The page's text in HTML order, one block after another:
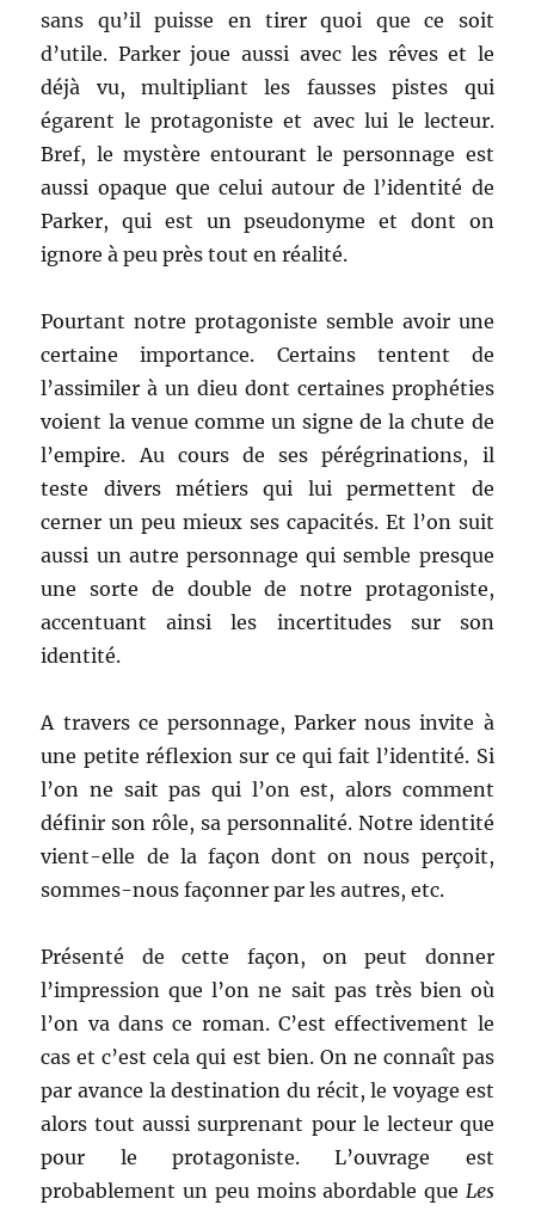
sans qu’il puisse en tirer quoi que ce soit
d’utile. Parker joue aussi avec les rêves et le
déjà vu, multipliant les fausses pistes qui
égarent le protagoniste et avec lui le lecteur.
Bref, le mystère entourant le personnage est
aussi opaque que celui autour de l’identité de
Parker, qui est un pseudonyme et dont on
ignore à peu près tout en réalité.
Pourtant notre protagoniste semble avoir une
certaine importance. Certains tentent de
l’assimiler à un dieu dont certaines prophéties
voient la venue comme un signe de la chute de
l’empire. Au cours de ses pérégrinations, il
teste divers métiers qui lui permettent de
cerner un peu mieux ses capacités. Et l’on suit
aussi un autre personnage qui semble presque
une sorte de double de notre protagoniste,
accentuant ainsi les incertitudes sur son
identité.
A travers ce personnage, Parker nous invite à
une petite réflexion sur ce qui fait l’identité. Si
l’on ne sait pas qui l’on est, alors comment
définir son rôle, sa personnalité. Notre identité
vient-elle de la façon dont on nous perçoit,
sommes-nous façonner par les autres, etc.
Présenté de cette façon, on peut donner
l’impression que l’on ne sait pas très bien où
l’on va dans ce roman. C’est effectivement le
cas et c’est cela qui est bien. On ne connaît pas
par avance la destination du récit, le voyage est
alors tout aussi surprenant pour le lecteur que
pour le protagoniste. L’ouvrage est
probablement un peu moins abordable que Les